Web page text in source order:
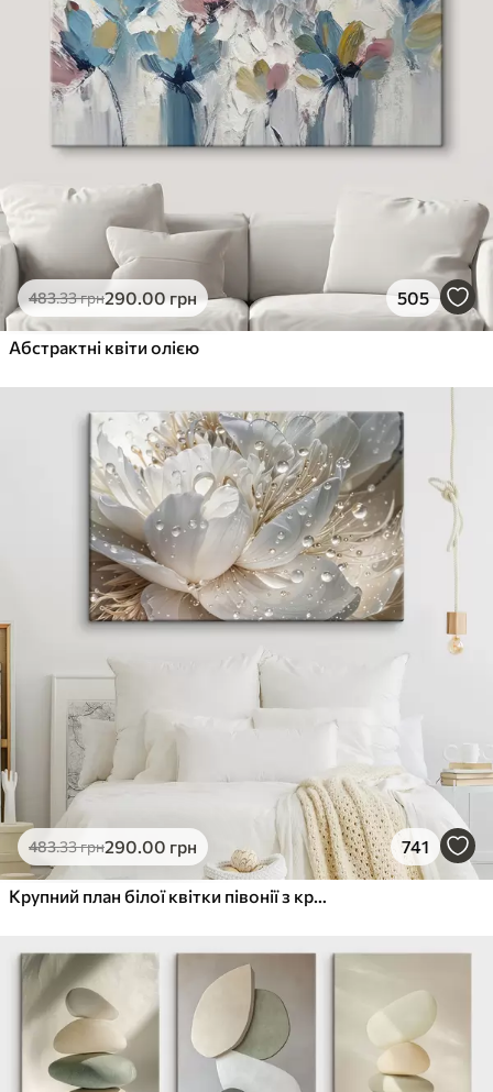
483.33грн290.00грн 505
Абстрактні квіти олією
483.33грн290.00 грн 741
Крупний план білої квітки півонії з крапельками води на пелюстках на розмитому фоні